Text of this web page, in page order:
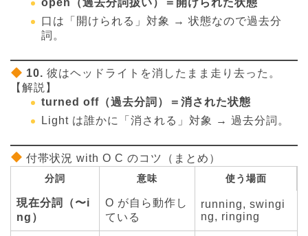
open（過去分詞扱い）＝開けられた状態
口は「開けられる」対象 → 状態なので過去分
詞。
10.彼はヘッドライトを消したまま走り去った。
【解説】
turned off（過去分詞）＝消された状態
Light は誰かに「消される」対象 → 過去分詞。
付帯状況 with O C のコツ（まとめ）
分詞 意味 使う場面
現在分詞（〜i
ng）
O が自ら動作し
ている
running, swingi
ng, ringing